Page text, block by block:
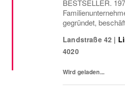
BESTSELLER.
gegründet,
weltweit und sind
europäischen
Landstraße 42 |
4020
Wird geladen...